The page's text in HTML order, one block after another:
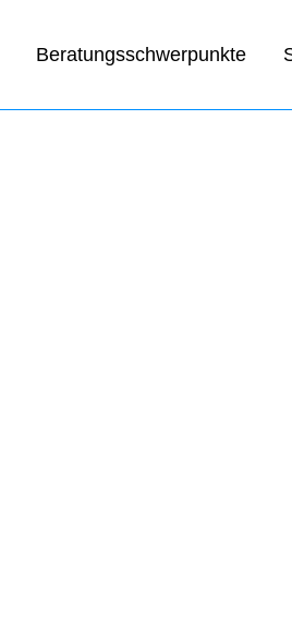
Beratungsschwerpunkte